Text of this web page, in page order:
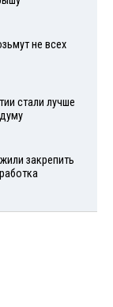
не всех
стали лучше
закрепить